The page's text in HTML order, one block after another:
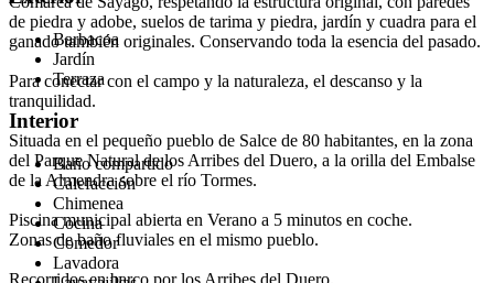
de piedra y adobe, suelos de tarima y piedra, jardín y cuadra para el
ganado también originales. Conservando toda la esencia del pasado.
Para conectar con el campo y la naturaleza, el descanso y la
tranquilidad.
Situada en el pequeño pueblo de Salce de 80 habitantes, en la zona
del Parque Natural de los Arribes del Duero, a la orilla del Embalse
de la Almendra sobre el río Tormes.
Piscina municipal abierta en Verano a 5 minutos en coche.
Zonas de baño fluviales en el mismo pueblo.
Recorridos en barco por los Arribes del Duero.
Barbacoa
Jardín
Terraza
Interior
Baño compartido
Calefacción
Chimenea
Cocina
Comedor
Lavadora